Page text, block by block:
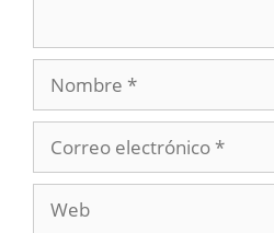
Nombre
electrónico